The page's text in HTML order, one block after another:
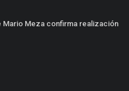
Mario Meza confirma realización